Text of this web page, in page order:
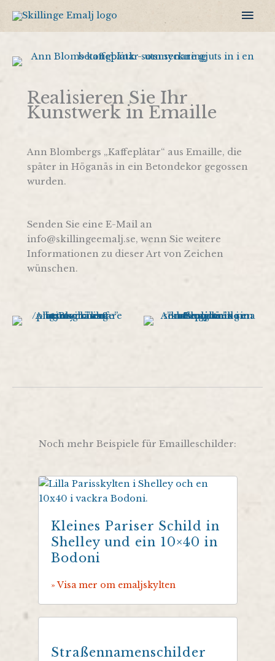
Inhalt
Realisieren Sie Ihr
Kunstwerk in Emaille
Ann Blombergs „Kaffeplåtar“ aus Emaille, die
später in Höganäs in ein Betondekor gegossen
wurden.
Senden Sie eine E-Mail an
info@skillingeemalj.se, wenn Sie weitere
Informationen zu dieser Art von Zeichen
wünschen.
Noch mehr Beispiele für Emailleschilder:
Kleines Pariser Schild in
Shelley und ein 10×40 in
Bodoni
» Visa mer om emaljskylten
Straßennamenschilder